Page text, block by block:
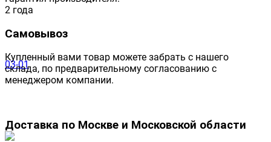
2 года
Самовывоз
Купленный вами товар можете забрать с нашего
склада, по предварительному согласованию с
менеджером компании.
Доставка по Москве и Московской области